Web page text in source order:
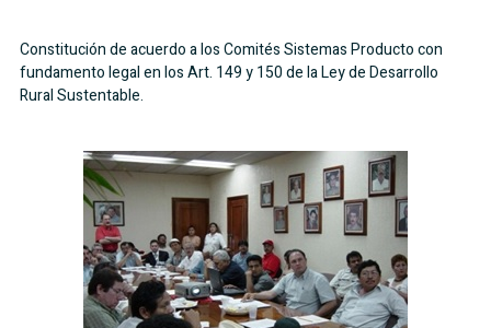
Constitución de acuerdo a los Comités Sistemas Producto con
fundamento legal en los Art. 149 y 150 de la Ley de Desarrollo
Rural Sustentable.